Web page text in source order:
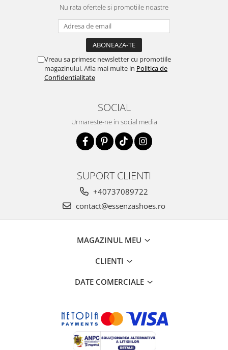
Nu rata ofertele si promotiile noastre
Vreau sa primesc newsletter cu promotiile
magazinului. Afla mai multe in Politica de
Confidentialitate
SOCIAL
Urmareste-ne in social media
SUPORT CLIENTI
+40737089722
contact@essenzashoes.ro
MAGAZINUL MEU
CLIENTI
DATE COMERCIALE